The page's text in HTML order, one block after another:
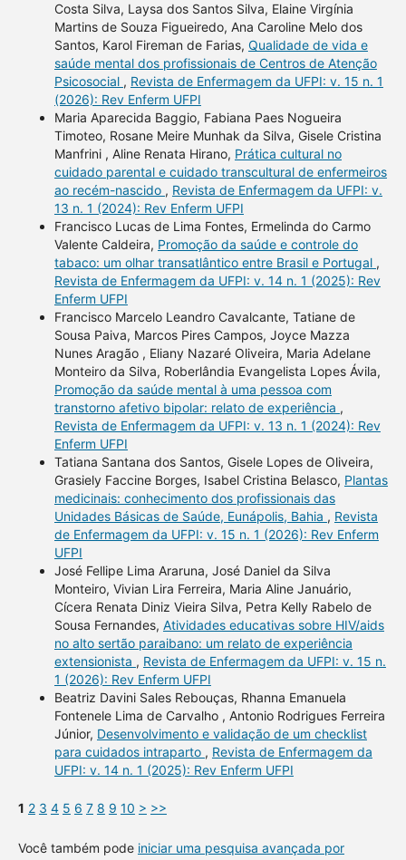
Costa Silva, Laysa dos Santos Silva, Elaine Virgínia
Martins de Souza Figueiredo, Ana Caroline Melo dos
Santos, Karol Fireman de Farias, Qualidade de vida e
saúde mental dos profissionais de Centros de Atenção
Psicosocial , Revista de Enfermagem da UFPI: v. 15 n. 1
(2026): Rev Enferm UFPI
Maria Aparecida Baggio, Fabiana Paes Nogueira
Timoteo, Rosane Meire Munhak da Silva, Gisele Cristina
Manfrini , Aline Renata Hirano, Prática cultural no
cuidado parental e cuidado transcultural de enfermeiros
ao recém-nascido , Revista de Enfermagem da UFPI: v.
13 n. 1 (2024): Rev Enferm UFPI
Francisco Lucas de Lima Fontes, Ermelinda do Carmo
Valente Caldeira, Promoção da saúde e controle do
tabaco: um olhar transatlântico entre Brasil e Portugal ,
Revista de Enfermagem da UFPI: v. 14 n. 1 (2025): Rev
Enferm UFPI
Francisco Marcelo Leandro Cavalcante, Tatiane de
Sousa Paiva, Marcos Pires Campos, Joyce Mazza
Nunes Aragão , Eliany Nazaré Oliveira, Maria Adelane
Monteiro da Silva, Roberlândia Evangelista Lopes Ávila,
Promoção da saúde mental à uma pessoa com
transtorno afetivo bipolar: relato de experiência ,
Revista de Enfermagem da UFPI: v. 13 n. 1 (2024): Rev
Enferm UFPI
Tatiana Santana dos Santos, Gisele Lopes de Oliveira,
Grasiely Faccine Borges, Isabel Cristina Belasco, Plantas
medicinais: conhecimento dos profissionais das
Unidades Básicas de Saúde, Eunápolis, Bahia , Revista
de Enfermagem da UFPI: v. 15 n. 1 (2026): Rev Enferm
UFPI
José Fellipe Lima Araruna, José Daniel da Silva
Monteiro, Vivian Lira Ferreira, Maria Aline Januário,
Cícera Renata Diniz Vieira Silva, Petra Kelly Rabelo de
Sousa Fernandes, Atividades educativas sobre HIV/aids
no alto sertão paraibano: um relato de experiência
extensionista , Revista de Enfermagem da UFPI: v. 15 n.
1 (2026): Rev Enferm UFPI
Beatriz Davini Sales Rebouças, Rhanna Emanuela
Fontenele Lima de Carvalho , Antonio Rodrigues Ferreira
Júnior, Desenvolvimento e validação de um checklist
para cuidados intraparto , Revista de Enfermagem da
UFPI: v. 14 n. 1 (2025): Rev Enferm UFPI
1 2 3 4 5 6 7 8 9 10 > >>
Você também pode iniciar uma pesquisa avançada por